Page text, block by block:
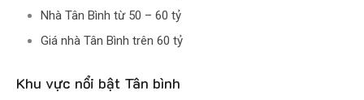
Nhà Tân Bình từ 50 – 60 tỷ
Giá nhà Tân Bình trên 60 tỷ
Khu vực nổi bật Tân bình